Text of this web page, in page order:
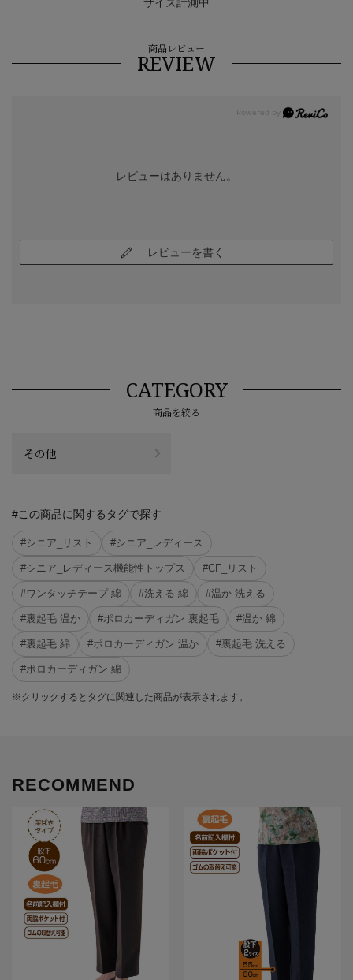
商品レビュー
REVIEW
レビューはありません。
レビューを書く
CATEGORY
商品を絞る
その他
#この商品に関するタグで探す
#シニア_リスト #シニア_レディース
#シニア_レディース機能性トップス #CF_リスト
#ワンタッチテープ 綿 #洗える 綿 #温か 洗える
#裏起毛 温か #ポロカーディガン 裏起毛 #温か 綿
#裏起毛 綿 #ポロカーディガン 温か #裏起毛 洗える
#ポロカーディガン 綿
※クリックするとタグに関連した商品が表示されます。
RECOMMEND